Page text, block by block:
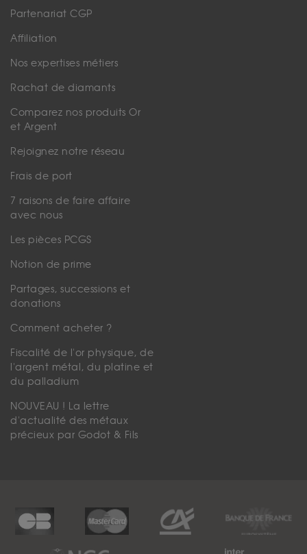
Partenariat CGP
Affiliation
Nos expertises métiers
Rachat de diamants
Comparez nos produits Or
et Argent
Rejoignez notre réseau
Frais de port
7 raisons de faire affaire
avec nous
Les pièces PCGS
Notion de prime
Partages, successions et
donations
Comment acheter ?
Fiscalité de l'or physique, de
l'argent métal, du platine et
du palladium
NOUVEAU ! La lettre
d'actualité des métaux
précieux par Godot & Fils